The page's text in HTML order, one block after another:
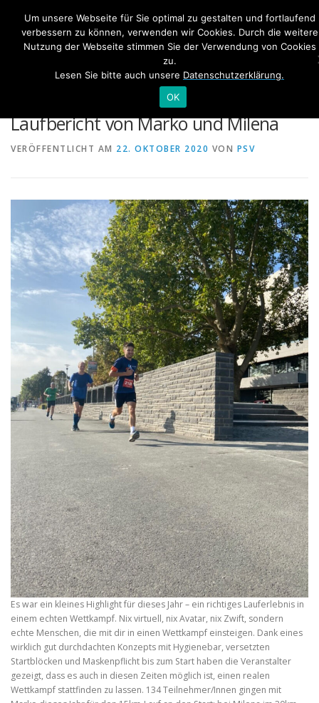
springen
NEWS
Der Drei-Brücken-Lauf Bonn – ein
Laufbericht von Marko und Milena
VERÖFFENTLICHT AM 22. OKTOBER 2020 VON PSV
Es war ein kleines Highlight für dieses Jahr – ein richtiges Lauferlebnis in
einem echten Wettkampf. Nix virtuell, nix Avatar, nix Zwift, sondern
echte Menschen, die mit dir in einen Wettkampf einsteigen. Dank eines
wirklich gut durchdachten Konzepts mit Hygienebar, versetzten
Startblöcken und Maskenpflicht bis zum Start haben die Veranstalter
gezeigt, dass es auch in diesen Zeiten möglich ist, einen realen
Wettkampf stattfinden zu lassen. 134 Teilnehmer/Innen gingen mit
Um unsere Webseite für Sie optimal zu gestalten und fortlaufend
verbessern zu können, verwenden wir Cookies. Durch die weitere
Nutzung der Webseite stimmen Sie der Verwendung von Cookies
zu.
Lesen Sie bitte auch unsere Datenschutzerklärung.
OK